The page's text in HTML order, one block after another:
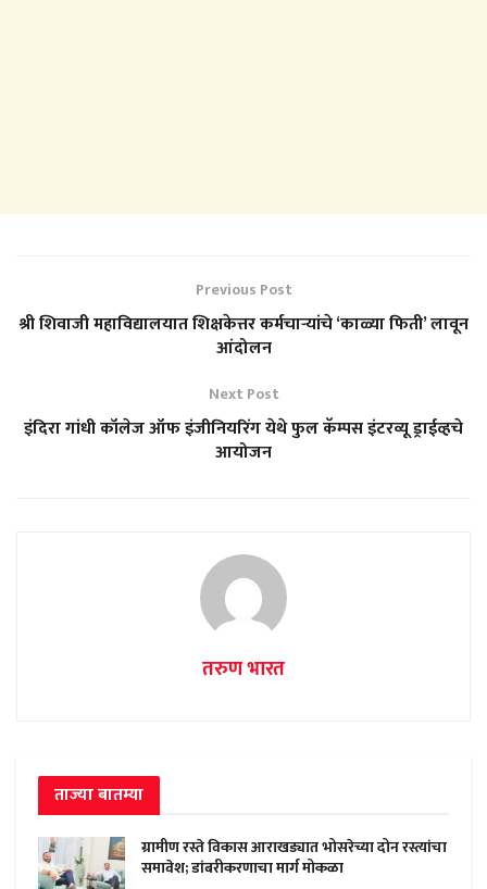
Previous Post
श्री शिवाजी महाविद्यालयात शिक्षकेत्तर कर्मचाऱ्यांचे ‘काळ्या फिती’ लावून
आंदोलन
Next Post
इंदिरा गांधी कॉलेज ऑफ इंजीनियरिंग येथे फुल कॅम्पस इंटरव्यू ड्राईव्हचे
आयोजन
तरुण भारत
ताज्या बातम्या
ग्रामीण रस्ते विकास आराखड्यात भोसरेच्या दोन रस्त्यांचा
समावेश; डांबरीकरणाचा मार्ग मोकळा